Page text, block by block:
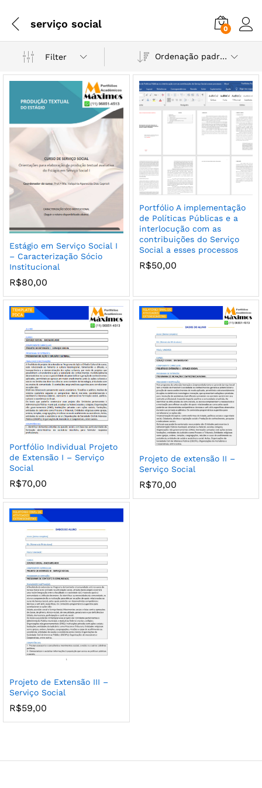
serviço social 0
Filter Ordenação padrão
Estágio em Serviço Social I
– Caracterização Sócio
Institucional
R$80,00
Portfólio A implementação
de Políticas Públicas e a
interlocução com as
contribuições do Serviço
Social a esses processos
R$50,00
Portfólio Individual Projeto
de Extensão I – Serviço
Social
R$70,00
Projeto de extensão II –
Serviço Social
R$70,00
Projeto de Extensão III –
Serviço Social
R$59,00